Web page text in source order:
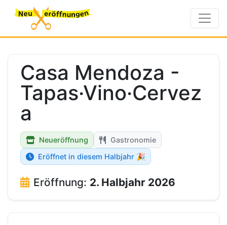
Casa Mendoza -
Tapas·Vino·Cervez
a
Neueröffnung
Gastronomie
Eröffnet in diesem Halbjahr 🎉
Eröffnung: 2. Halbjahr 2026